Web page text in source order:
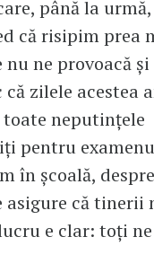
până la urmă,
că risipim prea
ne provoacă
zilele acestea
toate neputințele
pentru
în școală,
asigure că tinerii
e clar: toți